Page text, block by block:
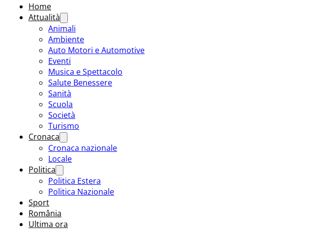
Home
Attualità
Animali
Ambiente
Auto Motori e Automotive
Eventi
Musica e Spettacolo
Salute Benessere
Sanità
Scuola
Società
Turismo
Cronaca
Cronaca nazionale
Locale
Politica
Politica Estera
Politica Nazionale
Sport
România
Ultima ora